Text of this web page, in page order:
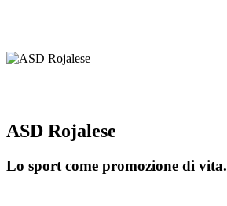
ASD Rojalese
Lo sport come promozione di vita.